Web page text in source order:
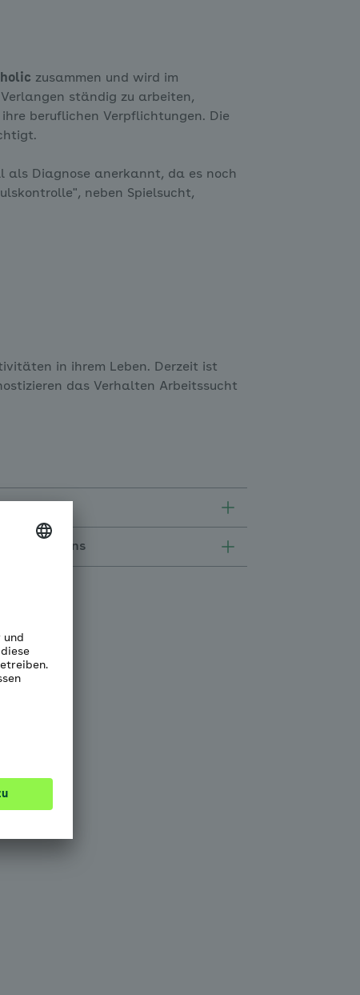
zusammen und wird im
ständig zu arbeiten,
beruflichen Verpflichtungen. Die
Diagnose anerkannt, da es noch
neben Spielsucht,
in ihrem Leben. Derzeit ist
das Verhalten Arbeitssucht
Lebens